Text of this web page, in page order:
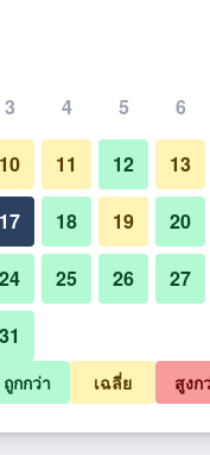
ทั้งหมด (ต่อคืน)
฿430
฿517
รมบีทู กรีน บูติค แอนด์ บัดเจ็
3 4 5 6
10 11 12 13
17 18 19 20
24 25 26 27
31
ถูกกว่า เฉลี่ย สูงก